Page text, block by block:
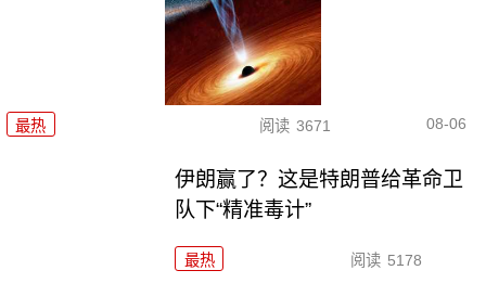
最热 阅读 3671 08-06
伊朗赢了？这是特朗普给革命卫
队下“精准毒计”
最热 阅读 5178